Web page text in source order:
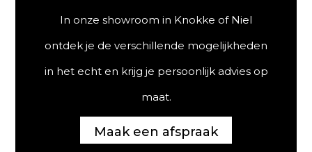
In onze showroom in Knokke of Niel
ontdek je de verschillende mogelijkheden
in het echt en krijg je persoonlijk advies op
maat.
Maak een afspraak